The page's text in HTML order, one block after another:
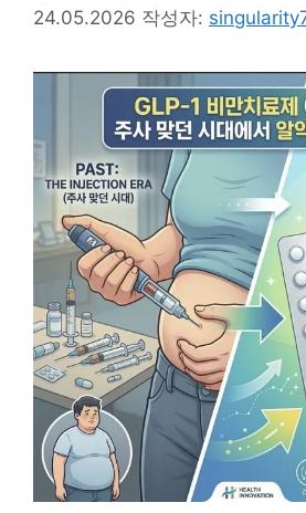
24.05.2026 작성자: